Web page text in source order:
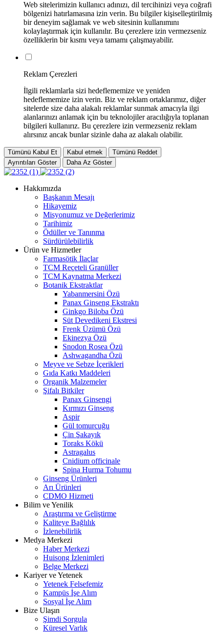
Web sitelerimizin kullanıcı adınızı, dil tercihinizi veya coğrafi
bölgenizi hatırlamasına izin verin. Bu bilgiler kişiselleştirilmiş
bir deneyim sağlamak ve web sitesinin kullanımını
kolaylaştırmak için kullanılır. Bu çerezlere izin vermezseniz
özelliklerin bir kısmı veya tamamı çalışmayabilir.
Reklam Çerezleri
İlgili reklamlarla sizi hedeflememize ve yeniden
hedeflememize izin verin. Biz ve reklam ortaklarımız, diğer
sitelerde size daha alakalı reklamlar sunmak amacıyla ilgi
alanlarınızı anlamak için bu teknolojiler aracılığıyla toplanan
bilgileri kullanırız. Bu çerezlere izin vermezseniz reklam
alırsınız ancak bunlar sizinle daha az alakalı olabilir.
Tümünü Kabul Et Kabul etmek
Tümünü Reddet
Ayrıntıları Göster
Daha Az Göster
Hakkımızda
Başkanın Mesajı
Hikayemiz
Misyonumuz ve Değerlerimiz
Tarihimiz
Ödüller ve Tanınma
Sürdürülebilirlik
Ürün ve Hizmetler
Farmasötik İlaçlar
TCM Reçeteli Granüller
TCM Kaynatma Merkezi
Botanik Ekstraktlar
Yabanmersini Özü
Panax Ginseng Ekstraktı
Ginkgo Biloba Özü
Süt Devedikeni Ekstresi
Frenk Üzümü Özü
Ekinezya Özü
Snodon Rosea Özü
Ashwagandha Özü
Meyve ve Sebze İçerikleri
Gıda Katkı Maddeleri
Organik Malzemeler
Şifalı Bitkiler
Panax Ginsengi
Kırmızı Ginseng
Aspir
Gül tomurcuğu
Çin Şakayık
Toraks Kökü
Astragalus
Cnidium officinale
Spina Hurma Tohumu
Ginseng Ürünleri
Arı Ürünleri
CDMO Hizmeti
Bilim ve Yenilik
Araştırma ve Geliştirme
Kaliteye Bağlılık
İzlenebilirlik
Medya Merkezi
Haber Merkezi
Huisong İzlenimleri
Belge Merkezi
Kariyer ve Yetenek
Yetenek Felsefemiz
Kampüs İşe Alım
Sosyal İşe Alım
Bize Ulaşın
Şimdi Sorgula
Küresel Varlık